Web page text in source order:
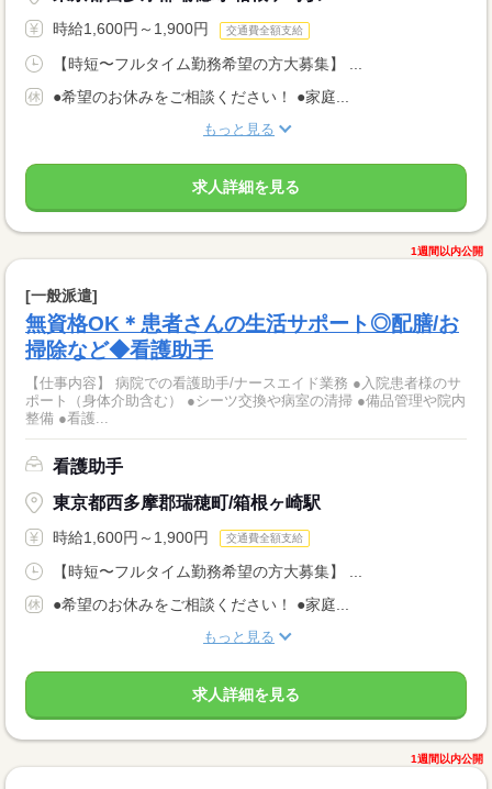
時給1,600円～1,900円 交通費全額支給
【時短〜フルタイム勤務希望の方大募集】 ...
●希望のお休みをご相談ください！ ●家庭...
もっと見る
求人詳細を見る
1週間以内公開
[一般派遣]
無資格OK＊患者さんの生活サポート◎配膳/お
掃除など◆看護助手
【仕事内容】 病院での看護助手/ナースエイド業務 ●入院患者様のサ
ポート（身体介助含む） ●シーツ交換や病室の清掃 ●備品管理や院内
整備 ●看護...
看護助手
東京都西多摩郡瑞穂町/箱根ヶ崎駅
時給1,600円～1,900円 交通費全額支給
【時短〜フルタイム勤務希望の方大募集】 ...
●希望のお休みをご相談ください！ ●家庭...
もっと見る
求人詳細を見る
1週間以内公開